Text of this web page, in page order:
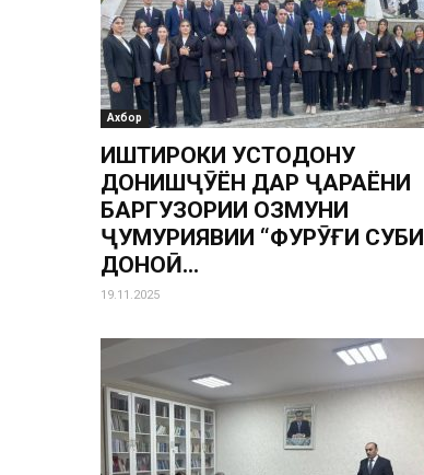
Ахбор
ИШТИРОКИ УСТОДОНУ
ДОНИШҶӮЁН ДАР ҶАРАЁНИ
БАРГУЗОРИИ ОЗМУНИ
ҶУМҲУРИЯВИИ “ФУРӮҒИ СУБҲИ
ДОНОӢ...
19.11.2025